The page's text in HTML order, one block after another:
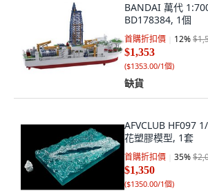
BANDAI 萬代
BD178384, 1個
首購折扣價 12%
$1,353
($1353.00/1個)
缺貨
AFVCLUB HF097
花塑膠模型, 1套
首購折扣價 35%
$1,350
($1350.00/1個)